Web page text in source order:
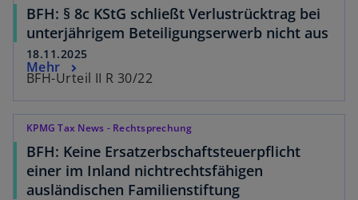
BFH: § 8c KStG schließt Verlustrücktrag bei
unterjährigem Beteiligungserwerb nicht aus
18.11.2025
BFH-Urteil II R 30/22
Mehr
KPMG Tax News - Rechtsprechung
BFH: Keine Ersatzerbschaftsteuerpflicht
einer im Inland nichtrechtsfähigen
ausländischen Familienstiftung